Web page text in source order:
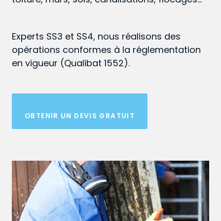
Experts SS3 et SS4, nous réalisons des
opérations conformes à la réglementation
en vigueur (Qualibat 1552).
OBTENIR UN DEVIS GRATUIT